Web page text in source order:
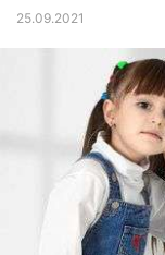
25.09.2021